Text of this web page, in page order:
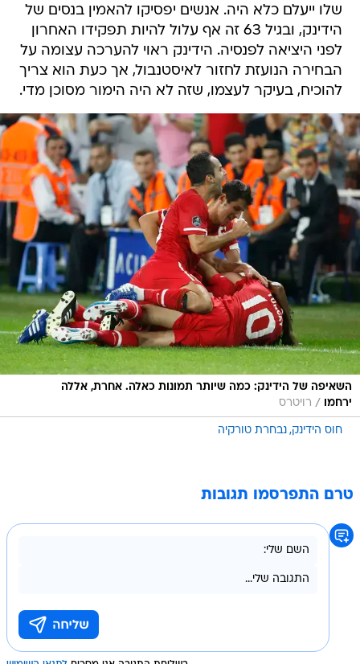
שלו ייעלם כלא היה. אנשים יפסיקו להאמין בנסים של
הידינק, ובגיל 63 זה אף עלול להיות תפקידו האחרון
לפני היציאה לפנסיה. הידינק ראוי להערכה עצומה על
הבחירה הנועזת לחזור לאיסטנבול, אך כעת הוא צריך
להוכיח, בעיקר לעצמו, שזה לא היה הימור מסוכן מדי.
השאיפה של הידינק: כמה שיותר תמונות כאלה. אחרת, אללה
ירחמו
/ רויטרס
חוס הידינק נבחרת טורקיה
טרם התפרסמו תגובות